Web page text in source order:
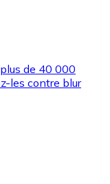
de 40 000
les contre blur